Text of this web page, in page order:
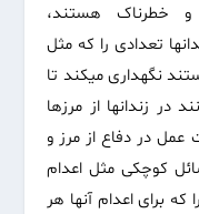
و خطرناک هستند،
تعدادی را که مثل
نگهداری می‏کند تا
در زندانها از مرزها
عمل در دفاع از مرز و
کوچکی مثل اعدام
برای اعدام آن‏ها هر